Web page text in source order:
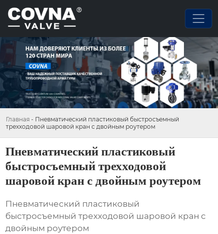
Главная - Пневматический пластиковый быстросъемный
трехходовой шаровой кран с двойным роутером
Пневматический пластиковый
быстросъемный трехходовой
шаровой кран с двойным роутером
Пневматический пластиковый
быстросъемный трехходовой шаровой кран с
двойным роутером